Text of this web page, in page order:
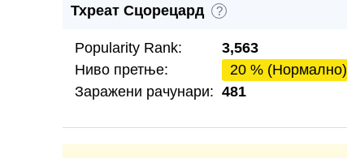
Тхреат Сцорецард ?
Popularity Rank:
3,563
Ниво претње:
20 % (Нормално)
Заражени рачунари: 481